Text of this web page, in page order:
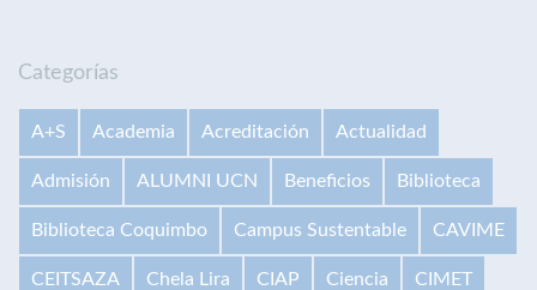
Categorías
A+S Academia Acreditación Actualidad
Admisión ALUMNI UCN Beneficios Biblioteca
Biblioteca Coquimbo Campus Sustentable CAVIME
CEITSAZA Chela Lira CIAP Ciencia CIMET